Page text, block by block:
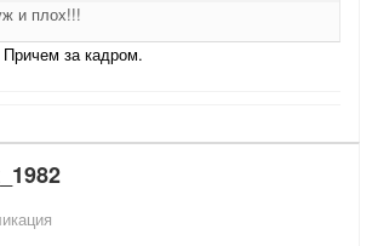
и плох!!!
за кадром.